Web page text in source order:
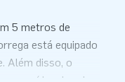
5 metros de
está equipado
Além disso, o